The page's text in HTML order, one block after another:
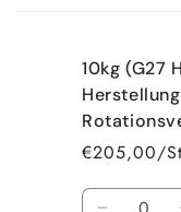
10kg (G27
€205,00/
Anzahl